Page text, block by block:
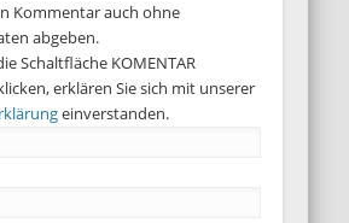
Kommentar auch ohne
abgeben.
Schaltfläche KOMENTAR
erklären Sie sich mit unserer
einverstanden.